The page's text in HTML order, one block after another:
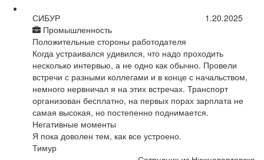
СИБУР
Промышленность
1.20.2025
Положительные стороны работодателя
Когда устраивался удивился, что надо проходить
несколько интервью, а не одно как обычно. Провели
встречи с разными коллегами и в конце с начальством,
немного нервничал я на этих встречах. Транспорт
организован бесплатно, на первых порах зарплата не
самая высокая, но постепенно поднимается.
Негативные моменты
Я пока доволен тем, как все устроено.
Тимур